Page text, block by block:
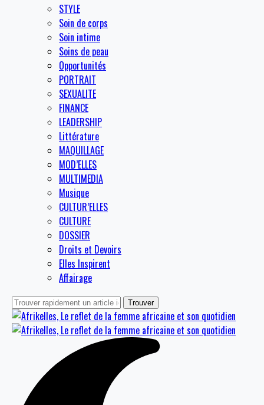
STYLE
Soin de corps
Soin intime
Soins de peau
Opportunités
PORTRAIT
SEXUALITE
FINANCE
LEADERSHIP
Littérature
MAQUILLAGE
MOD’ELLES
MULTIMEDIA
Musique
CULTUR’ELLES
CULTURE
DOSSIER
Droits et Devoirs
Elles Inspirent
Affairage